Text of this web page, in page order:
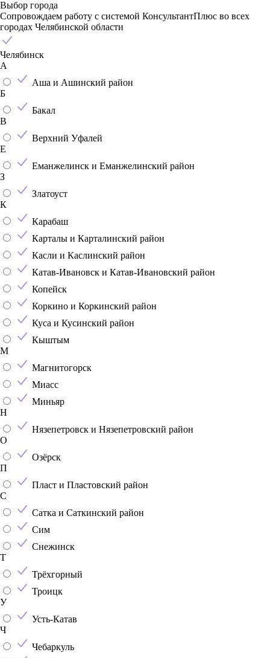
Выбор города
Сопровождаем работу с системой КонсультантПлюс во всех
городах Челябинской области
Челябинск
А
Аша и Ашинский район
Б
Бакал
В
Верхний Уфалей
Е
Еманжелинск и Еманжелинский район
З
Златоуст
К
Карабаш
Карталы и Карталинский район
Касли и Каслинский район
Катав-Ивановск и Катав-Ивановский район
Копейск
Коркино и Коркинский район
Куса и Кусинский район
Кыштым
М
Магнитогорск
Миасс
Миньяр
Н
Нязепетровск и Нязепетровский район
О
Озёрск
П
Пласт и Пластовский район
С
Сатка и Саткинский район
Сим
Снежинск
Т
Трёхгорный
Троицк
У
Усть-Катав
Ч
Чебаркуль